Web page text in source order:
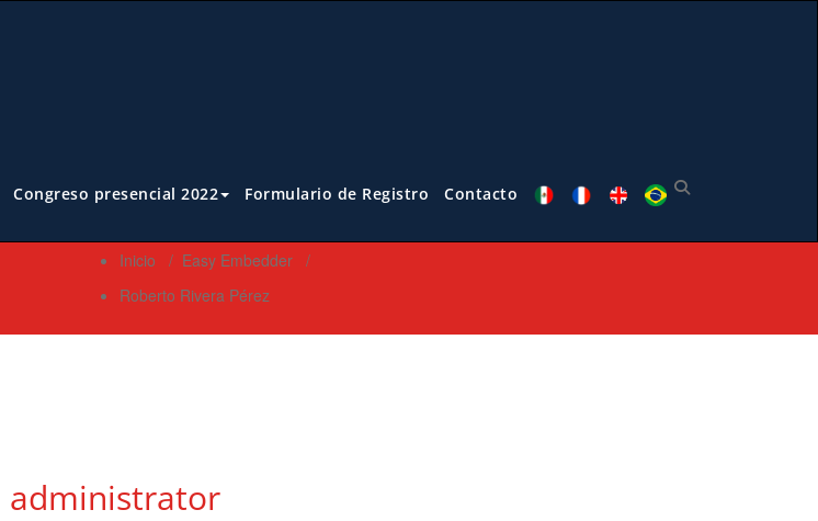
Congreso presencial 2022 Formulario de Registro Contacto
Inicio / Easy Embedder /
Roberto Rivera Pérez
administrator